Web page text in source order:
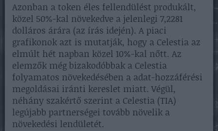
Azonban a token éles fellendülést produkált,
közel 50%-kal növekedve a jelenlegi 7,2281
dolláros árára (az írás idején). A piaci
grafikonok azt is mutatják, hogy a Celestia az
elmúlt hét napban közel 10%-kal nőtt. Az
elemzők még bizakodóbbak a Celestia
folyamatos növekedésében a adat-hozzáférési
megoldásai iránti kereslet miatt. Végül,
néhány szakértő szerint a Celestia (TIA)
legújabb partnerségei tovább növelik a
növekedési lendületét.